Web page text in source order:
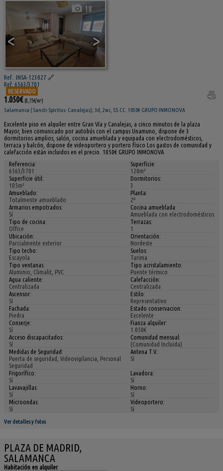
< >
18
Ref.. INSA-123027 🔗
Ref. 6563/3701
RESERVADO
1.050€ (8,75€/m²)
Salamanca ( Sancti-Spiritus- Canalejas); 3d, 2wc, SS.CC. 1050€ GRUPO INMONOVA
Excelente piso en alquiler entre Gran Vía y Canalejas, a cinco minutos de la plaza
Mayor, bien comunicado por autobús con el campus Unamuno, dispone de 3
dormitorios amplios, salón, cocina amueblada y equipada con electrodomésticos,
terraza y balcón, dispone de videoportero y portero físico Los gastos de comunidad y
calefacción están incluidos en el precio. 1050€ GRUPO INMONOVA
Referencia:
6563/3701
Superficie:
120m²
Superficie útil:
105m²
Dormitorios:
3
Amueblado:
Totalmente amueblado
Planta:
2º
Armarios empotrados:
Sí
Cocina amueblada:
Amueblada con electrodomésticos
Tipo de cocina:
Office
Terrazas:
1
Ubicación:
Parcialmente exterior
Orientación:
Nordeste
Tipo techo:
Escayola
Suelos:
Tarima
Tipo ventanas:
Aluminio, Climalit, PVC
Tipo acristalamiento:
Puente térmico
Agua caliente:
Centralizada
Calefacción:
Centralizada
Ascensor:
Sí
Estilo:
Representativo
Fachada:
Piedra
Estado conservacion:
Excelente
Conserje:
Sí
Fianza alquiler:
1.050€
Acceso discapacitados:
Sí
Comunidad mensual:
(Comunidad Incluida)
Medidas de Seguridad:
Puerta de seguridad, Videovigilancia, Personal
Seguridad
Antena T.V.:
Sí
Frigorífico:
Sí
Lavadora:
Sí
Lavavajillas:
Sí
Horno:
Sí
Microondas:
Sí
Videoportero:
Sí
Ver detalles y fotos
PLAZA DE MADRID,
SALAMANCA
Habitación en alquiler